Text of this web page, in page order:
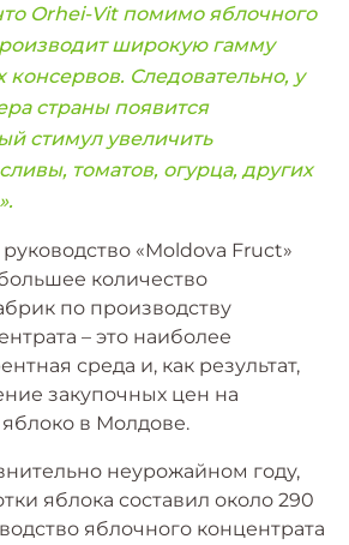
Orhei-Vit помимо яблочного
широкую гамму
Следовательно, у
страны появится
стимул увеличить
томатов, огурца, других
«Moldova Fruct»
количество
по производству
– это наиболее
среда и, как результат,
закупочных цен на
в Молдове.
неурожайном году,
яблока составил около 290
яблочного концентрата